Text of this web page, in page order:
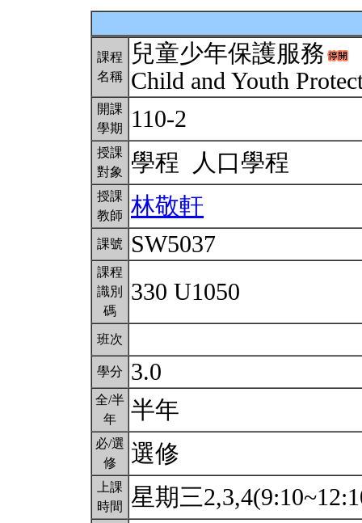
課程
名稱
兒童少年保護服務
Child and Youth
開課
學期
110-2
授課
對象
學程 人口學程
授課
教師
林敬軒
課號 SW5037
課程
識別
碼
330 U1050
班次
學分 3.0
全/半
年
半年
必/選
修
選修
上課
時間
星期三